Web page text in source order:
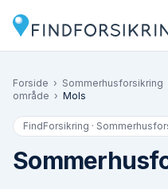
Forside › Sommerhusforsikring
område › Mols
FindForsikring ·